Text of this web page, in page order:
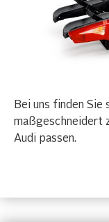
Bei uns finden
maßgeschneidert
Audi passen.